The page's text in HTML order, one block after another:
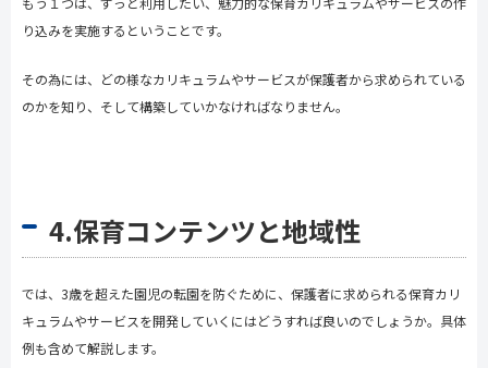
り込みを実施するということです。
その為には、どの様なカリキュラムやサービスが保護者から求められている
のかを知り、そして構築していかなければなりません。
4.保育コンテンツと地域性
では、 3歳を超えた園児の転園を防ぐために、保護者に求められる保育カリ
キュラムやサービスを開発していくにはどうすれば良いのでしょうか。具体
例も含めて解説します。